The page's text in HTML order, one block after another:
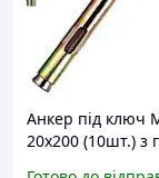
Анкер під ключ
20х200 (10шт.) з